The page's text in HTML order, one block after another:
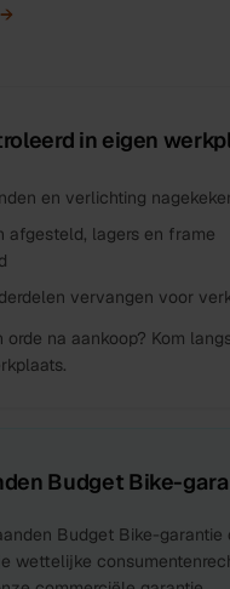
→
in eigen
en verlichting
afgesteld, lagers en frame
vervangen voor
orde na aankoop? Kom
Budget Bike-
Budget Bike-garantie
wettelijke